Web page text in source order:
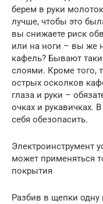
берем в руки
лучше, чтобы это
вы снижаете риск
или на ноги – вы же
кафель? Бывают
слоями. Кроме того,
острых осколков
глаза и руки –
очках и рукавичках.
себя обезопасить.
Электроинструмент
может применяться
покрытия
Разбив в щепки одну